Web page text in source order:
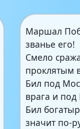
Маршал
званье его!
Смело
проклятым
Бил под
врага и под
Бил
значит по-